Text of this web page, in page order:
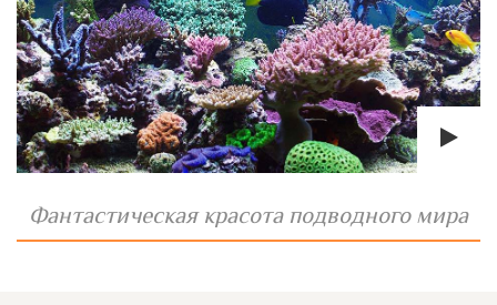
Фантастическая красота подводного мира